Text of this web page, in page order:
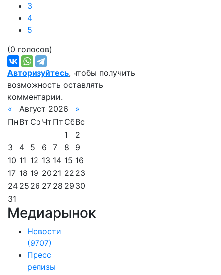
3
4
5
(0 голосов)
Авторизуйтесь, чтобы получить
возможность оставлять
комментарии.
«
Август 2026
»
Пн Вт Ср Чт Пт СбВс
1
2
3
4 5 6 7 8
9
10 11 12 13 14 15 16
17 18 19 20 21 22 23
24 25 26 27 28 29 30
31
Медиарынок
Новости
(9707)
Пресс
релизы